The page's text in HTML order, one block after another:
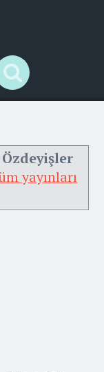
Links
Search
yayınları